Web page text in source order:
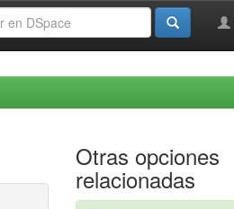
Otras opciones
relacionadas